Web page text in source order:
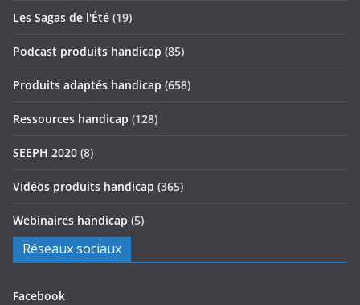
Les Sagas de l'Été (19)
Podcast produits handicap (85)
Produits adaptés handicap (658)
Ressources handicap (128)
SEEPH 2020 (8)
Vidéos produits handicap (365)
Webinaires handicap (5)
Réseaux sociaux
Facebook